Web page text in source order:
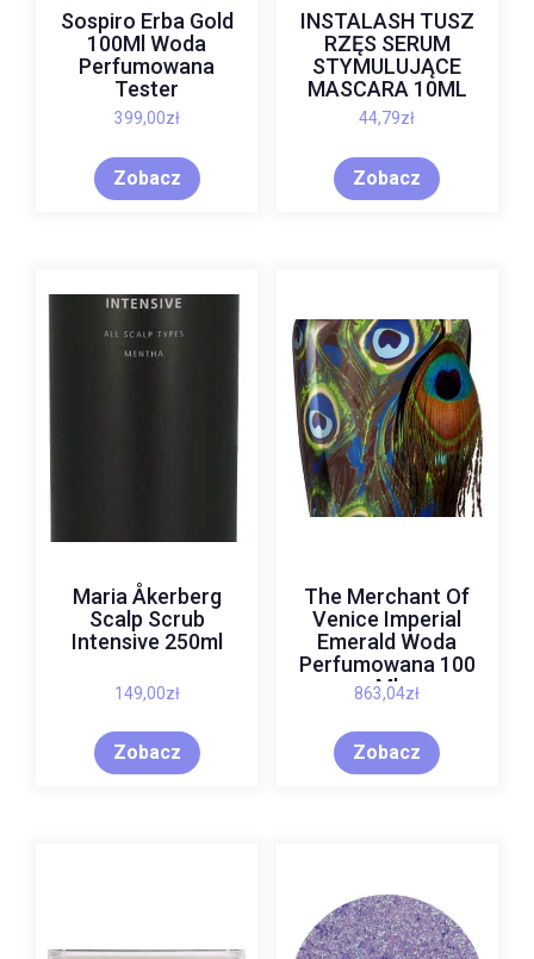
Sospiro Erba Gold
100Ml Woda
Perfumowana
Tester
399,00zł
Zobacz
INSTALASH TUSZ
RZĘS SERUM
STYMULUJĄCE
MASCARA 10ML
44,79zł
Zobacz
Maria Åkerberg
Scalp Scrub
Intensive 250ml
149,00zł
Zobacz
The Merchant Of
Venice Imperial
Emerald Woda
Perfumowana 100
Ml
863,04zł
Zobacz